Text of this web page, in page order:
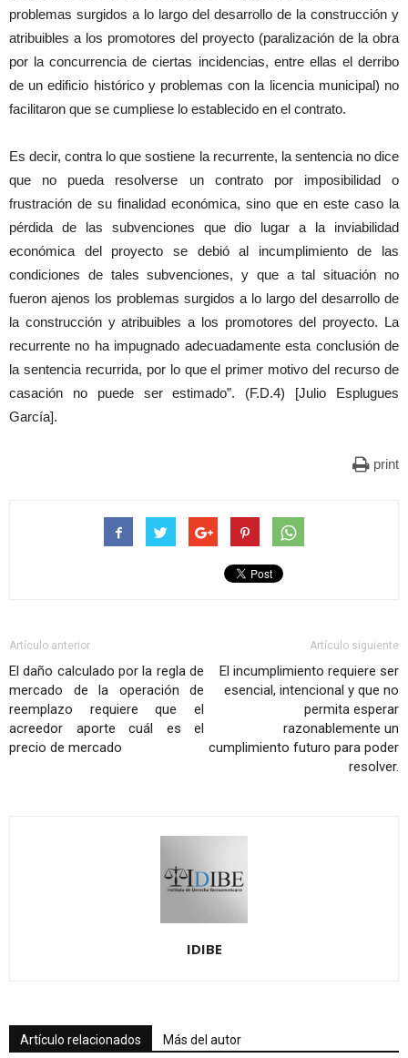
problemas surgidos a lo largo del desarrollo de la construcción y
atribuibles a los promotores del proyecto (paralización de la obra
por la concurrencia de ciertas incidencias, entre ellas el derribo
de un edificio histórico y problemas con la licencia municipal) no
facilitaron que se cumpliese lo establecido en el contrato.
Es decir, contra lo que sostiene la recurrente, la sentencia no dice
que no pueda resolverse un contrato por imposibilidad o
frustración de su finalidad económica, sino que en este caso la
pérdida de las subvenciones que dio lugar a la inviabilidad
económica del proyecto se debió al incumplimiento de las
condiciones de tales subvenciones, y que a tal situación no
fueron ajenos los problemas surgidos a lo largo del desarrollo de
la construcción y atribuibles a los promotores del proyecto. La
recurrente no ha impugnado adecuadamente esta conclusión de
la sentencia recurrida, por lo que el primer motivo del recurso de
casación no puede ser estimado”. (F.D.4) [Julio Esplugues
García].
print
Artículo anterior
El daño calculado por la regla de
mercado de la operación de
reemplazo requiere que el
acreedor aporte cuál es el
precio de mercado
Artículo siguiente
El incumplimiento requiere ser
esencial, intencional y que no
permita esperar
razonablemente un
cumplimiento futuro para poder
resolver.
IDIBE
Artículo relacionados Más del autor